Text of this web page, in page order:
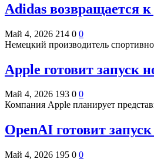
Adidas возвращается
Май 4, 2026 214 0 0
Немецкий производитель
Apple готовит
Май 4, 2026 193 0 0
Компания Apple планирует
OpenAI готовит
Май 4, 2026 195 0 0